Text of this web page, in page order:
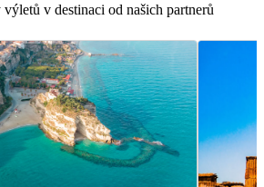
v destinaci od našich partnerů